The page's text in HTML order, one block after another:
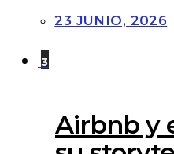
23 JUNIO, 2026
3
Airbnb y